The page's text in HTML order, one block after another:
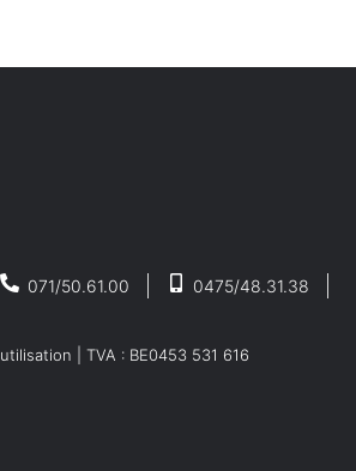
071/50.61.00
0475/48.31.38
| TVA : BE0453 531 616